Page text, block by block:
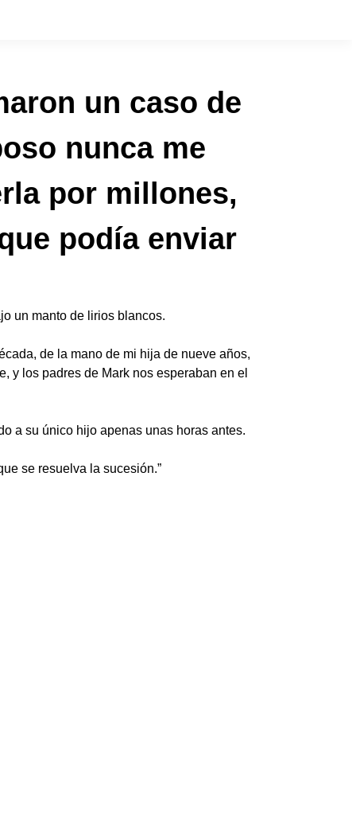
un caso de
nunca me
por millones,
podía enviar
un manto de lirios blancos.
de la mano de mi hija de nueve años,
y los padres de Mark nos esperaban en el
a su único hijo apenas unas horas antes.
se resuelva la sucesión.”